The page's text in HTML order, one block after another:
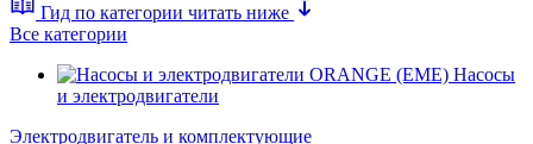
Гид по категории читать ниже
Все категории
Насосы
и электродвигатели
Электродвигатель и комплектующие